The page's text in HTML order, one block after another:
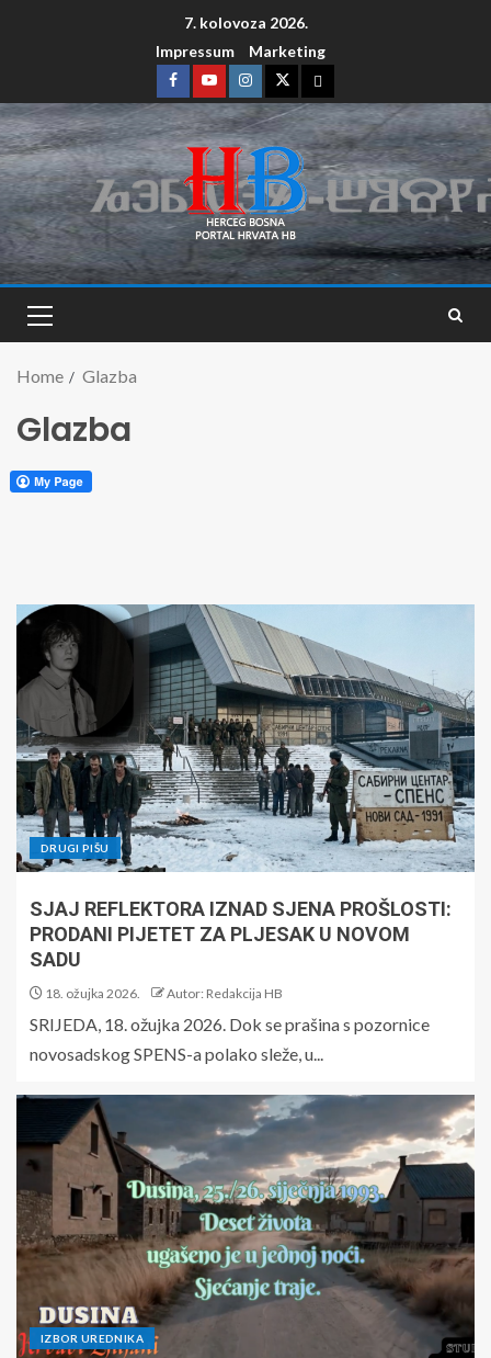
7. kolovoza 2026.
Impressum
Marketing
Home Glazba
Glazba
DRUGI PIŠU
SJAJ REFLEKTORA IZNAD SJENA PROŠLOSTI:
PRODANI PIJETET ZA PLJESAK U NOVOM
SADU
18. ožujka 2026. Autor: Redakcija HB
SRIJEDA, 18. ožujka 2026. Dok se prašina s pozornice
novosadskog SPENS-a polako sleže, u...
IZBOR UREDNIKA